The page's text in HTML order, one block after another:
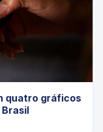
quatro gráficos